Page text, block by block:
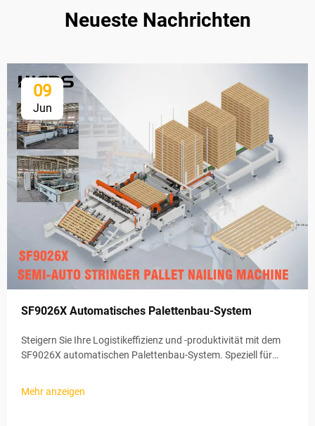
Neueste Nachrichten
09
Jun
SF9026X Automatisches Palettenbau-System
Steigern Sie Ihre Logistikeffizienz und -produktivität mit dem
SF9026X automatischen Palettenbau-System. Speziell für
zusammenbauen, wodurch Arbeitskosten und Montagezeit
Mehr anzeigen